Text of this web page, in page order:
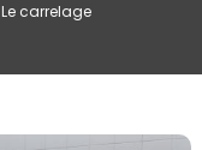
Le carrelage